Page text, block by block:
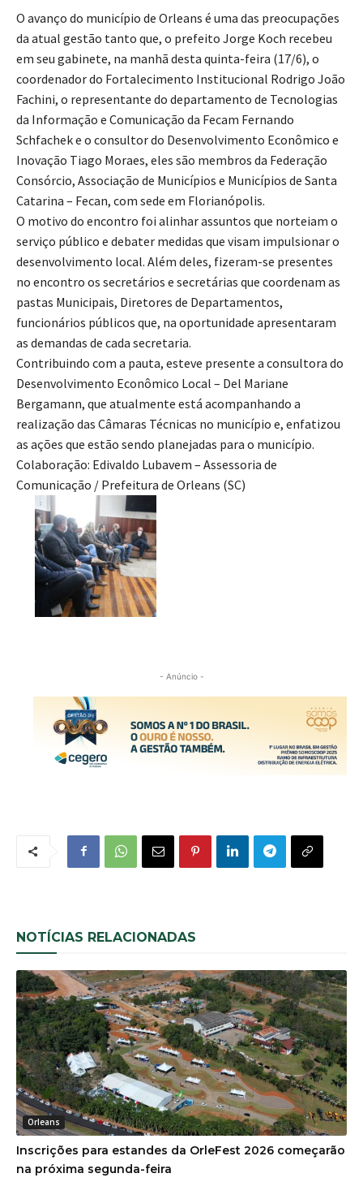
O avanço do município de Orleans é uma das preocupações
da atual gestão tanto que, o prefeito Jorge Koch recebeu
em seu gabinete, na manhã desta quinta-feira (17/6), o
coordenador do Fortalecimento Institucional Rodrigo João
Fachini, o representante do departamento de Tecnologias
da Informação e Comunicação da Fecam Fernando
Schfachek e o consultor do Desenvolvimento Econômico e
Inovação Tiago Moraes, eles são membros da Federação
Consórcio, Associação de Municípios e Municípios de Santa
Catarina – Fecan, com sede em Florianópolis.
O motivo do encontro foi alinhar assuntos que norteiam o
serviço público e debater medidas que visam impulsionar o
desenvolvimento local. Além deles, fizeram-se presentes
no encontro os secretários e secretárias que coordenam as
pastas Municipais, Diretores de Departamentos,
funcionários públicos que, na oportunidade apresentaram
as demandas de cada secretaria.
Contribuindo com a pauta, esteve presente a consultora do
Desenvolvimento Econômico Local – Del Mariane
Bergamann, que atualmente está acompanhando a
realização das Câmaras Técnicas no município e, enfatizou
as ações que estão sendo planejadas para o município.
Colaboração: Edivaldo Lubavem – Assessoria de
Comunicação / Prefeitura de Orleans (SC)
- Anúncio -
NOTÍCIAS RELACIONADAS
Orleans
Inscrições para estandes da OrleFest 2026 começarão
na próxima segunda-feira